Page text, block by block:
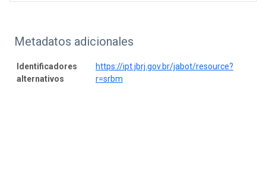
Metadatos adicionales
Identificadores
alternativos
https://ipt.jbrj.gov.br/jabot/resource?
r=srbm